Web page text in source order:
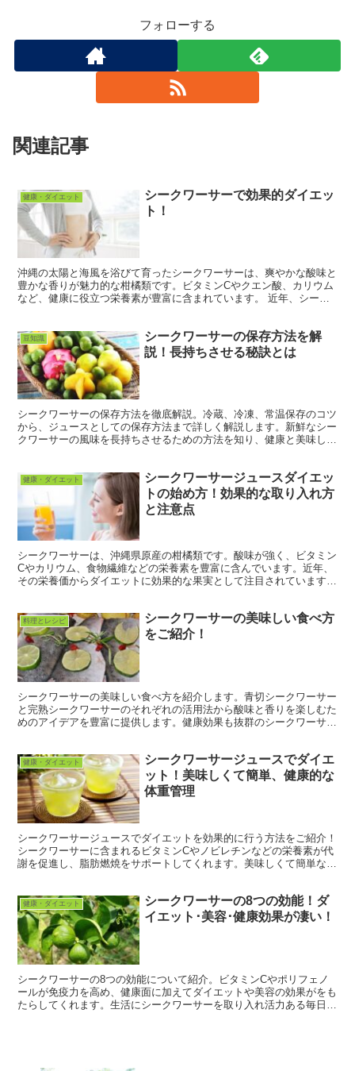
フォローする
関連記事
健康・ダイエット
シークワーサーで効果的ダイエッ
ト！
沖縄の太陽と海風を浴びて育ったシークワーサーは、爽やかな酸味と
豊かな香りが魅力的な柑橘類です。ビタミンCやクエン酸、カリウム
など、健康に役立つ栄養素が豊富に含まれています。 近年、シーク
豆知識
シークワーサーの保存方法を解
説！長持ちさせる秘訣とは
シークワーサーの保存方法を徹底解説。冷蔵、冷凍、常温保存のコツ
から、ジュースとしての保存方法まで詳しく解説します。新鮮なシー
クワーサーの風味を長持ちさせるための方法を知り、健康と美味しさ
健康・ダイエット
シークワーサージュースダイエッ
トの始め方！効果的な取り入れ方
と注意点
シークワーサーは、沖縄県原産の柑橘類です。酸味が強く、ビタミン
Cやカリウム、食物繊維などの栄養素を豊富に含んでいます。近年、
その栄養価からダイエットに効果的な果実として注目されています。
料理とレシピ
シークワーサーの美味しい食べ方
をご紹介！
シークワーサーの美味しい食べ方を紹介します。青切シークワーサー
と完熟シークワーサーのそれぞれの活用法から酸味と香りを楽しむた
めのアイデアを豊富に提供します。健康効果も抜群のシークワーサー
健康・ダイエット
シークワーサージュースでダイエ
ット！美味しくて簡単、健康的な
体重管理
シークワーサージュースでダイエットを効果的に行う方法をご紹介！
シークワーサーに含まれるビタミンCやノビレチンなどの栄養素が代
謝を促進し、脂肪燃焼をサポートしてくれます。美味しくて簡単な取
健康・ダイエット
シークワーサーの8つの効能！ダ
イエット･美容･健康効果が凄い！
シークワーサーの8つの効能について紹介。ビタミンCやポリフェノ
ールが免疫力を高め、健康面に加えてダイエットや美容の効果がをも
たらしてくれます。生活にシークワーサーを取り入れ活力ある毎日を